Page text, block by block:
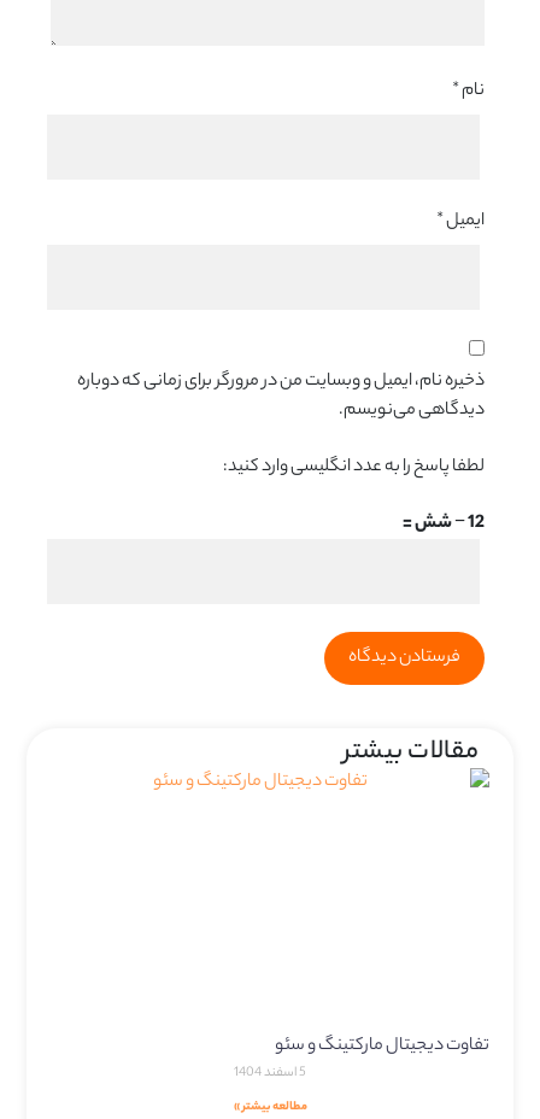
نام*
ایمیل*
ذخیره نام، ایمیل و وبسایت من در مرورگر برای زمانی که دوباره
دیدگاهی می‌نویسم.
لطفا پاسخ را به عدد انگلیسی وارد کنید:
12 − شش =
مقالات بیشتر
تفاوت دیجیتال مارکتینگ و سئو
5 اسفند 1404
مطالعه بیشتر »